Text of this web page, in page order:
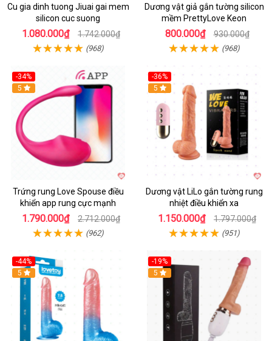
Cu gia dinh tuong Jiuai gai mem
silicon cuc suong
1.080.000₫ 1.742.000₫
(968)
Dương vật giả gắn tường silicon
mềm PrettyLove Keon
800.000₫ 930.000₫
(968)
-34%
5
Trứng rung Love Spouse điều
khiển app rung cực mạnh
1.790.000₫ 2.712.000₫
(962)
-36%
5
Dương vật LiLo gắn tường rung
nhiệt điều khiển xa
1.150.000₫ 1.797.000₫
(951)
-44%
Hot
5
-19%
Hot
5